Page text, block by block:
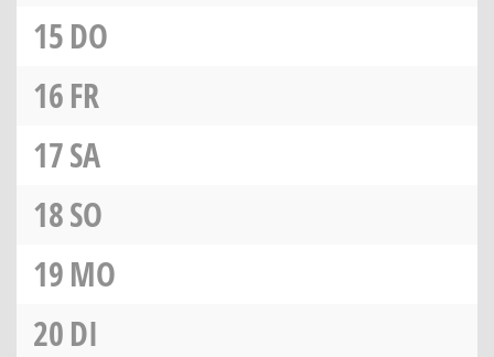
15DO
16FR
17SA
18SO
19MO
20DI